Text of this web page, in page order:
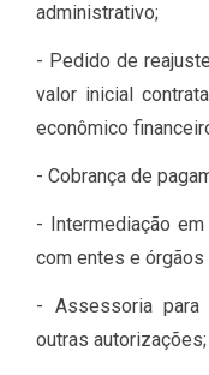
administrativo;
- Pedido de
valor inicial
econômico
- Cobrança de
- Intermediação
com entes e
- Assessoria para
outras autorizações;